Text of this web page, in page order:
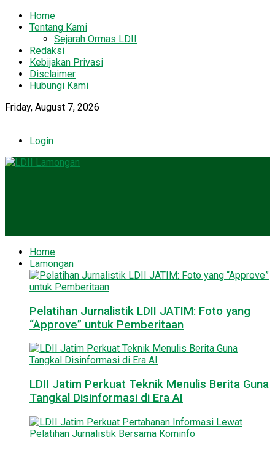
Home
Tentang Kami
Sejarah Ormas LDII
Redaksi
Kebijakan Privasi
Disclaimer
Hubungi Kami
Friday, August 7, 2026
Login
Home
Lamongan
Pelatihan Jurnalistik LDII JATIM: Foto yang
“Approve” untuk Pemberitaan
LDII Jatim Perkuat Teknik Menulis Berita Guna
Tangkal Disinformasi di Era AI